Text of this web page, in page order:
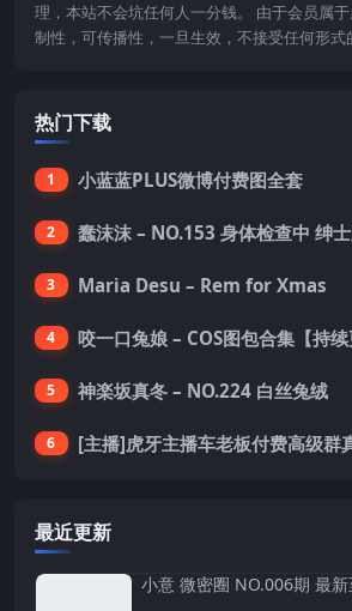
理，本站不会坑任何人一分钱。 由于会员属
制性，可传播性，一旦生效，不接受任何形式
热门下载
1 小蓝蓝PLUS微博付费图全套
2 蠢沫沫 – NO.153 身体检查中 绅
3 Maria Desu – Rem for Xmas
4 咬一口兔娘 – COS图包合集【持续
5 神楽坂真冬 – NO.224 白丝兔绒
6
最近更新
小意 微密圈 NO.006期 最